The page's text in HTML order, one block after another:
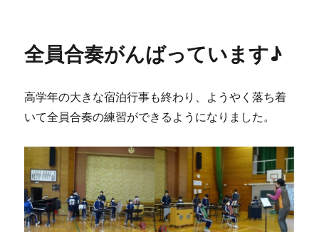
全員合奏がんばっています♪
高学年の大きな宿泊行事も終わり、ようやく落ち着
いて全員合奏の練習ができるようになりました。